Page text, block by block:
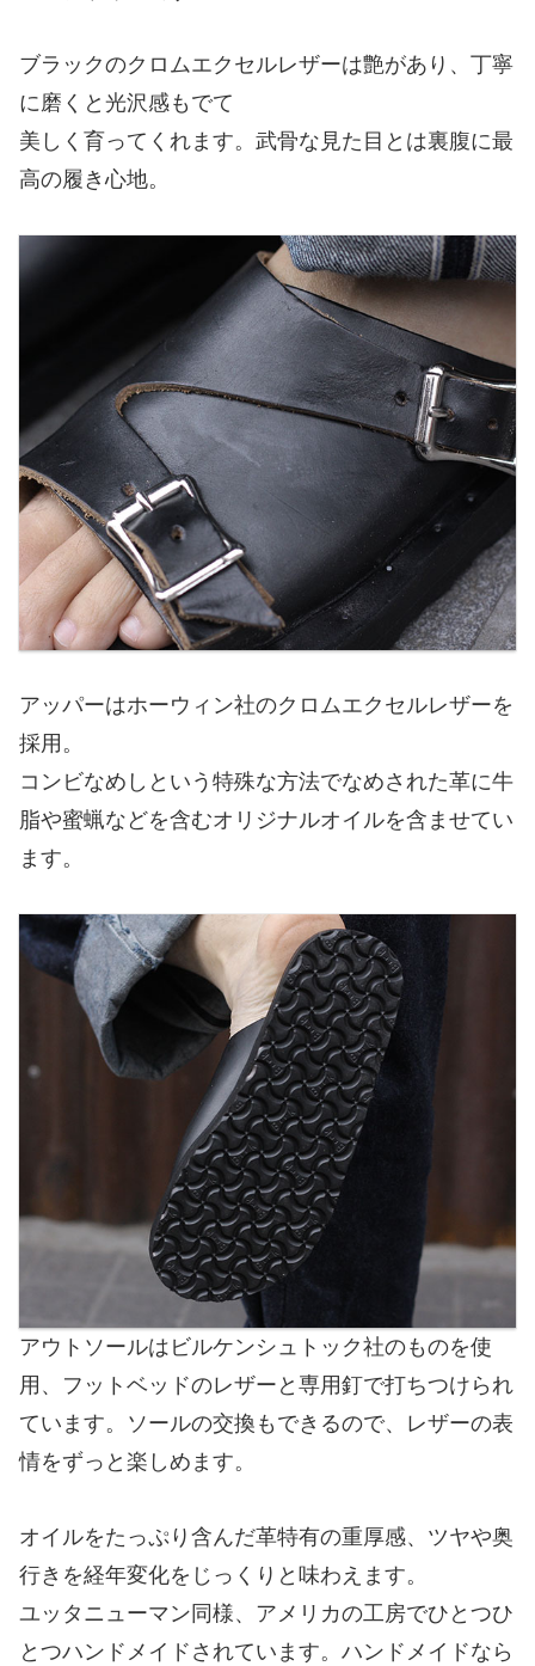
ブラックのクロムエクセルレザーは艶があり、丁寧
に磨くと光沢感もでて
美しく育ってくれます。武骨な見た目とは裏腹に最
高の履き心地。
アッパーはホーウィン社のクロムエクセルレザーを
採用。
コンビなめしという特殊な方法でなめされた革に牛
脂や蜜蝋などを含むオリジナルオイルを含ませてい
ます。
アウトソールはビルケンシュトック社のものを使
用、フットベッドのレザーと専用釘で打ちつけられ
ています。ソールの交換もできるので、レザーの表
情をずっと楽しめます。
オイルをたっぷり含んだ革特有の重厚感、ツヤや奥
行きを経年変化をじっくりと味わえます。
ユッタニューマン同様、アメリカの工房でひとつひ
とつハンドメイドされています。ハンドメイドなら